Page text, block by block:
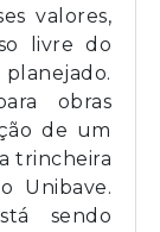
valores,
livre do
obras
de um
trincheira
Unibave.
sendo